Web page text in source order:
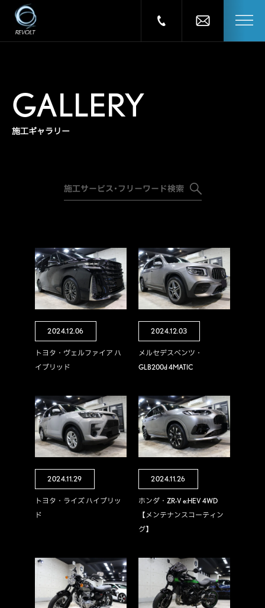
GALLERY
施工ギャラリー
2024.12.06
トヨタ・ヴェルファイア ハ
イブリッド
2024.12.03
メルセデスベンツ・
GLB200d 4MATIC
2024.11.29
トヨタ・ライズ ハイブリッ
ド
2024.11.26
ホンダ・ZR-V e:HEV 4WD
【メンテナンスコーティン
グ】